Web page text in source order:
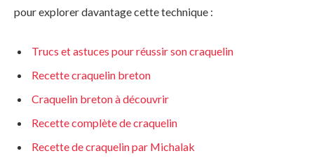
pour explorer davantage cette technique :
Trucs et astuces pour réussir son craquelin
Recette craquelin breton
Craquelin breton à découvrir
Recette complète de craquelin
Recette de craquelin par Michalak